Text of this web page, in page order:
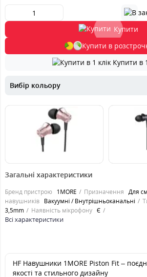
Купити
Купити в
Купити в
Вибір кольору
299 грн.
Загальні характеристики
Бренд пристрою 1MORE Призначення Для
навушників Вакуумні / Внутрішньоканальні
3,5mm
Наявність мікрофону Є
Всі характеристики
HF Навушники 1MORE Piston Fit –
якості та стильного дизайну